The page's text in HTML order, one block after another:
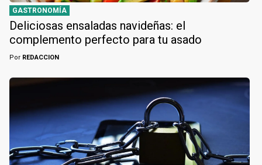
GASTRONOMÍA
Deliciosas ensaladas navideñas: el
complemento perfecto para tu asado
Por REDACCION